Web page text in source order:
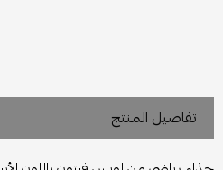
تفاصيل المنتج